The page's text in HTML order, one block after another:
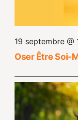
19 septembre @
Oser Être Soi-